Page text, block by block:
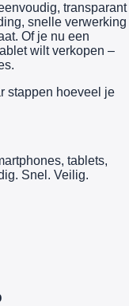
transparant
snelle verwerking
Of je nu een
wilt verkopen –
stappen hoeveel je
tablets,
Snel. Veilig.